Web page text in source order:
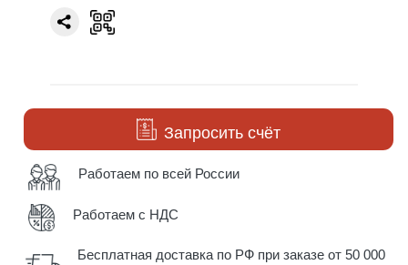
Запросить счёт
Работаем по всей России
Работаем с НДС
Бесплатная доставка по РФ при заказе от 50 000